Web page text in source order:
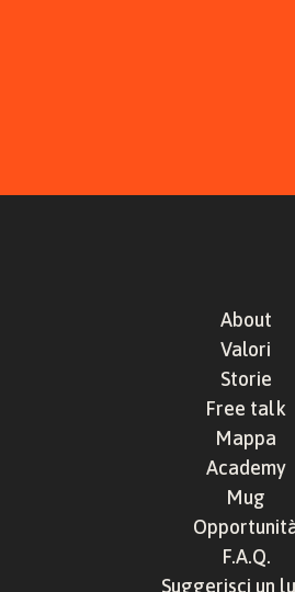
About
Valori
Storie
Free talk
Mappa
Academy
Mug
F.A.Q.
Suggerisci un